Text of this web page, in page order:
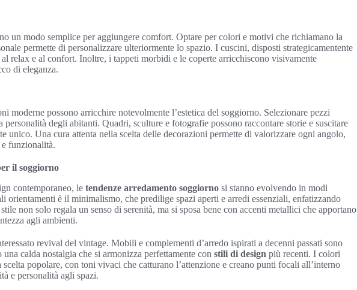
un modo semplice per aggiungere comfort. Optare per colori e motivi che richiamano la
permette di personalizzare ulteriormente lo spazio. I cuscini, disposti strategicamentente
relax e al confort. Inoltre, i tappeti morbidi e le coperte arricchiscono visivamente
di eleganza.
moderne possono arricchire notevolmente l’estetica del soggiorno. Selezionare pezzi
degli abitanti. Quadri, sculture e fotografie possono raccontare storie e suscitare
unico. Una cura attenta nella scelta delle decorazioni permette di valorizzare ogni angolo,
funzionalità.
il soggiorno
contemporaneo, le tendenze arredamento soggiorno si stanno evolvendo in modi
orientamenti è il minimalismo, che predilige spazi aperti e arredi essenziali, enfatizzando
non solo regala un senso di serenità, ma si sposa bene con accenti metallici che apportano
agli ambienti.
revival del vintage. Mobili e complementi d’arredo ispirati a decenni passati sono
calda nostalgia che si armonizza perfettamente con stili di design più recenti. I colori
popolare, con toni vivaci che catturano l’attenzione e creano punti focali all’interno
e personalità agli spazi.